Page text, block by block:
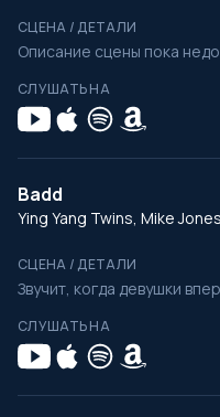
СЦЕНА / ДЕТАЛИ
Описание сцены пока
СЛУШАТЬ НА
Badd
Ying Yang Twins, Mike
СЦЕНА / ДЕТАЛИ
Звучит, когда девушки
СЛУШАТЬ НА